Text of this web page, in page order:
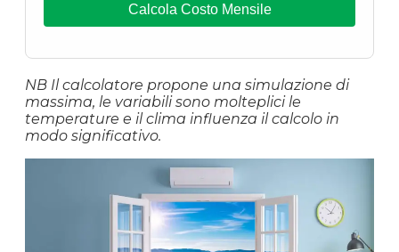
Calcola Costo Mensile
NB Il calcolatore propone una simulazione di
massima, le variabili sono molteplici le
temperature e il clima influenza il calcolo in
modo significativo.